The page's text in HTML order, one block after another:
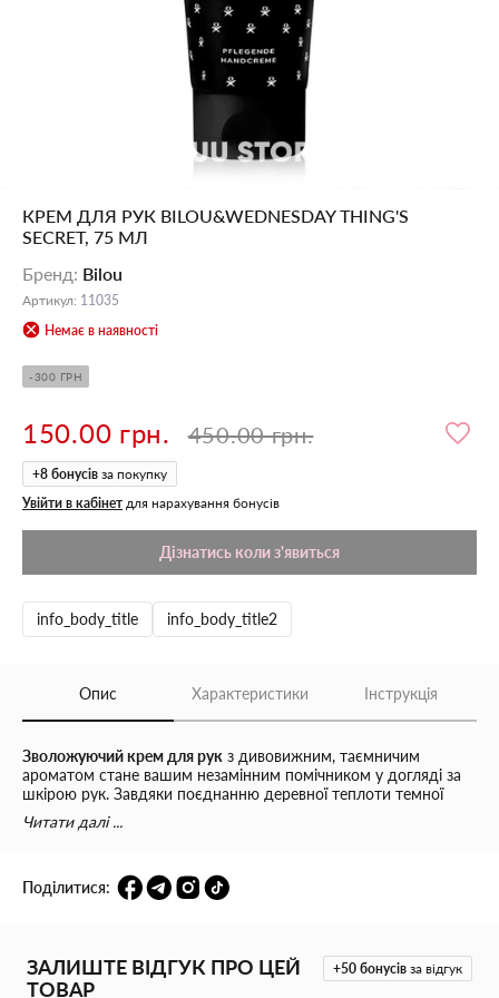
КРЕМ ДЛЯ РУК BILOU&WEDNESDAY THING'S
SECRET, 75 МЛ
Бренд: Bilou
Артикул: 11035
Немає в наявності
-300 ГРН
150.00 грн. 450.00 грн.
+8 бонусів за покупку
Увійти в кабінет для нарахування бонусів
Дізнатись коли з'явиться
info_body_title info_body_title2
Опис Характеристики Інструкція
Зволожуючий крем для рук з дивовижним, таємничим
ароматом стане вашим незамінним помічником у догляді за
шкірою рук. Завдяки поєднанню деревної теплоти темної
амбри, витонченого червоного яблука та екзотичної
пасифлори, крем огортає легким, приємним ароматом, що
відчуття свіжості та комфорту. Його консистенція не надто
зволоження.
Читати далі ...
Поділитися:
+50 бонусів за відгук
ЗАЛИШТЕ ВІДГУК ПРО ЦЕЙ
ТОВАР